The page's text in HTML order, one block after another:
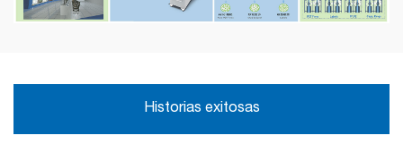
Historias exitosas